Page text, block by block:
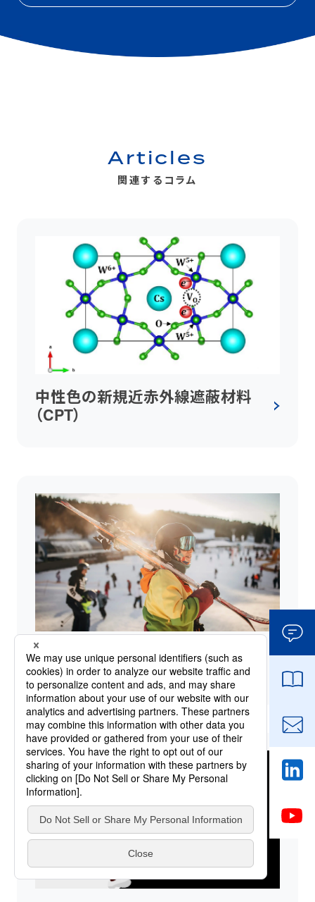
Articles
関連するコラム
中性色の新規近赤外線遮蔽材料
（CPT）
発熱繊維とは？蓄熱保温・吸湿発
熱の仕組みや用途について